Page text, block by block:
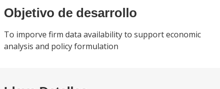
Objetivo de desarrollo
To imporve firm data availability to support economic
analysis and policy formulation